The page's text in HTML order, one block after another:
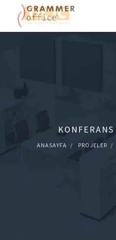
ANASAYFA PROJELER